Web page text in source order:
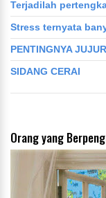
Terjadilah
Stress ternyata
PENTINGNYA
SIDANG CERAI
Orang yang